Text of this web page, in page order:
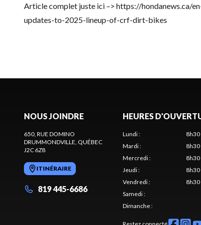
Article complet juste ici –> https://hondanews.ca/
updates-to-2025-lineup-of-crf-dirt-bikes
NOUS JOINDRE
650, RUE DOMINO
DRUMMONDVILLE, QUÉBEC
J2C 6Z8
ITINÉRAIRE
819 445-6686
HEURES
Lundi:
8h30
Mardi:
8h30
Mercredi:
8h30
Jeudi:
8h30
Vendredi:
8h30
Samedi:
Dimanche: